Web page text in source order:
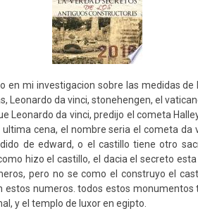
en mi investigacion sobre las medidas
Leonardo da vinci, stonehengen, el
Leonardo da vinci, predijo el cometa
cena, el nombre seria el cometa da
de edward, o el castillo tiene otro
hizo el castillo, el dacia el secreto esta
pero no se como el construyo el
estos numeros. todos estos monumentos
y el templo de luxor en egipto.